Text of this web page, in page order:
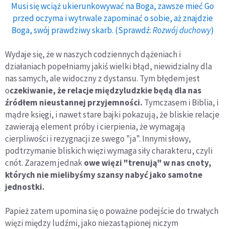
Musi się wciąż ukierunkowywać na Boga, zawsze mieć Go
przed oczyma i wytrwale zapominać o sobie, aż znajdzie
Boga, swój prawdziwy skarb. (Sprawdź:Rozwój duchowy)
Wydaje się, że w naszych codziennych dążeniach i
działaniach popełniamy jakiś wielki błąd, niewidzialny dla
nas samych, ale widoczny z dystansu. Tym błędem jest
oczekiwanie, że relacje międzyludzkie będą dla nas
źródłem nieustannej przyjemności. Tymczasem i Biblia, i
mądre księgi, i nawet stare bajki pokazują, że bliskie relacje
zawierają element próby i cierpienia, że wymagają
cierpliwości i rezygnacji ze swego "ja". Innymi słowy,
podtrzymanie bliskich więzi wymaga siły charakteru, czyli
cnót. Zarazem jednakowe więzi "trenują" w nas cnoty,
których nie mielibyśmy szansy nabyć jako samotne
jednostki.
Papież zatem upomina się o poważne podejście do trwałych
więzi między ludźmi, jako niezastąpionej niczym